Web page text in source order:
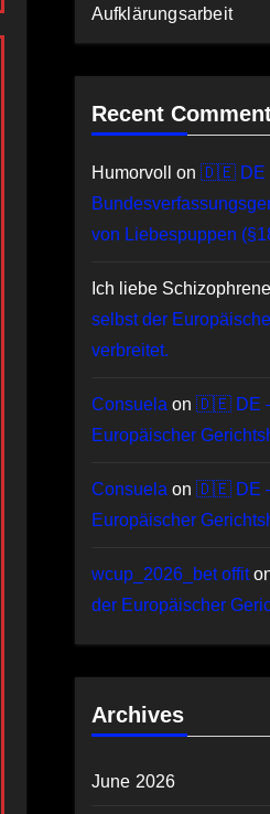
Aufklärungsarbeit
Recent
Humorvoll on 🇩🇪 DE
von Liebespuppen
Ich liebe Schizophrene
selbst der
verbreitet.
Consuela on 🇩🇪 DE –
Europäischer
Consuela on 🇩🇪 DE –
Europäischer
wcup_2026_bet offit
der Europäischer
Archives
June 2026